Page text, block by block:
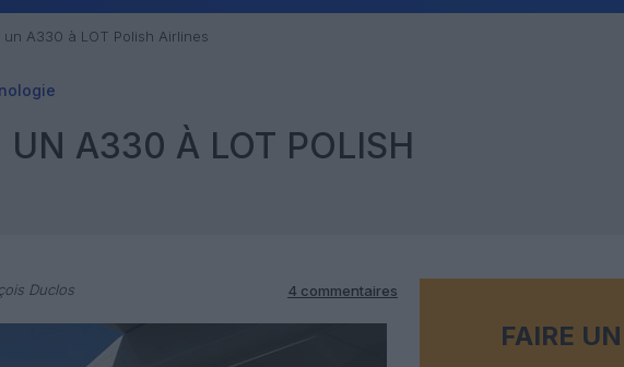
A330 à LOT Polish Airlines
UN A330 À LOT POLISH
Duclos 4 commentaires
FAIRE